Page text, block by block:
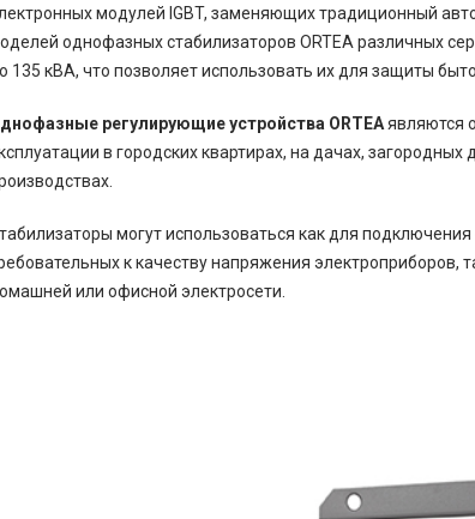
модулей IGBT, заменяющих традиционный
однофазных стабилизаторов ORTEA различных
135 кВА, что позволяет использовать их для защиты
регулирующие устройства ORTEAявляются
в городских квартирах, на дачах,
могут использоваться как для
к качеству напряжения электроприборов,
или офисной электросети.